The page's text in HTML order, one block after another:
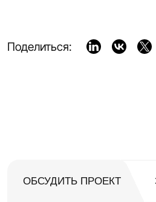
Поделиться:
И CRM-ПЛАТФОРМЫ
ВОЗМОЖНОСТИ «1С-
ВЫБИРАЕМ ОПТИМАЛЬНУЮ
DIGITAL ТРАНСФОРМАЦИЯ
ОБСУДИТЬ ПРОЕКТ